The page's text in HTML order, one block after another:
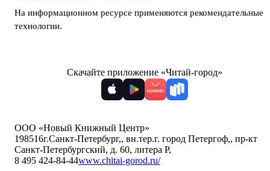
На информационном ресурсе применяются рекомендательные
технологии.
Скачайте приложение «Читай-город»
ООО «Новый Книжный Центр»
198516г.Санкт-Петербург,, вн.тер.г. город Петергоф,, пр-кт
Санкт-Петербургский, д. 60, литера Р,
8 495 424-84-44www.chitai-gorod.ru/